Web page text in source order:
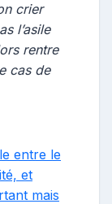
crier
l’asile
rentre
cas de
entre le
et
mais